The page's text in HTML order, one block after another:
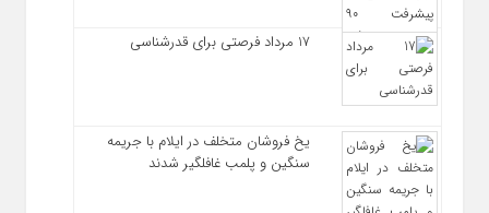
17 مرداد فرصتی برای قدرشناسی
یخ‌ فروشان متخلف در ایلام با جریمه
سنگین و پلمب غافلگیر شدند